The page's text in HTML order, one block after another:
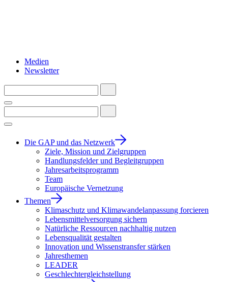
Medien
Newsletter
Die GAP und das Netzwerk
Ziele, Mission und Zielgruppen
Handlungsfelder und Begleitgruppen
Jahresarbeitsprogramm
Team
Europäische Vernetzung
Themen
Klimaschutz und Klimawandelanpassung forcieren
Lebensmittelversorgung sichern
Natürliche Ressourcen nachhaltig nutzen
Lebensqualität gestalten
Innovation und Wissenstransfer stärken
Jahresthemen
LEADER
Geschlechtergleichstellung